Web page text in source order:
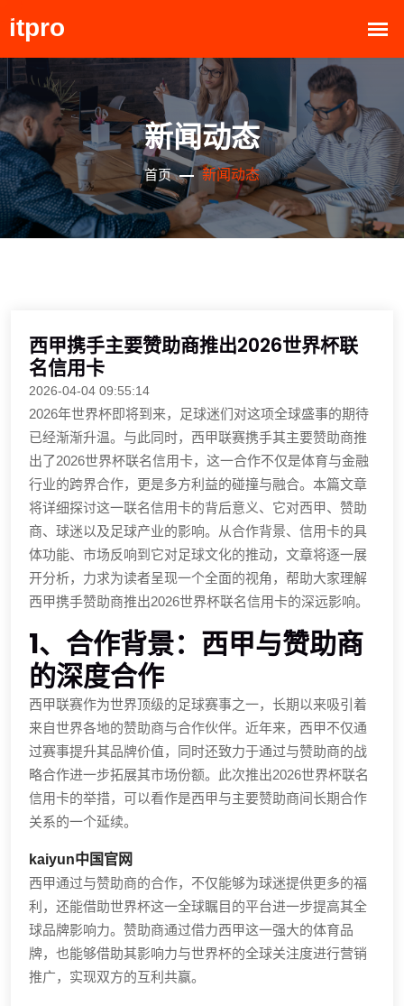
新闻动态
首页 新闻动态
西甲携手主要赞助商推出2026世界杯联
名信用卡
2026-04-04 09:55:14
2026年世界杯即将到来，足球迷们对这项全球盛事的期待
已经渐渐升温。与此同时，西甲联赛携手其主要赞助商推
出了2026世界杯联名信用卡，这一合作不仅是体育与金融
行业的跨界合作，更是多方利益的碰撞与融合。本篇文章
将详细探讨这一联名信用卡的背后意义、它对西甲、赞助
商、球迷以及足球产业的影响。从合作背景、信用卡的具
体功能、市场反响到它对足球文化的推动，文章将逐一展
开分析，力求为读者呈现一个全面的视角，帮助大家理解
西甲携手赞助商推出2026世界杯联名信用卡的深远影响。
1、合作背景：西甲与赞助商
的深度合作
西甲联赛作为世界顶级的足球赛事之一，长期以来吸引着
来自世界各地的赞助商与合作伙伴。近年来，西甲不仅通
过赛事提升其品牌价值，同时还致力于通过与赞助商的战
略合作进一步拓展其市场份额。此次推出2026世界杯联名
信用卡的举措，可以看作是西甲与主要赞助商间长期合作
关系的一个延续。
kaiyun中国官网
西甲通过与赞助商的合作，不仅能够为球迷提供更多的福
利，还能借助世界杯这一全球瞩目的平台进一步提高其全
球品牌影响力。赞助商通过借力西甲这一强大的体育品
牌，也能够借助其影响力与世界杯的全球关注度进行营销
推广，实现双方的互利共赢。